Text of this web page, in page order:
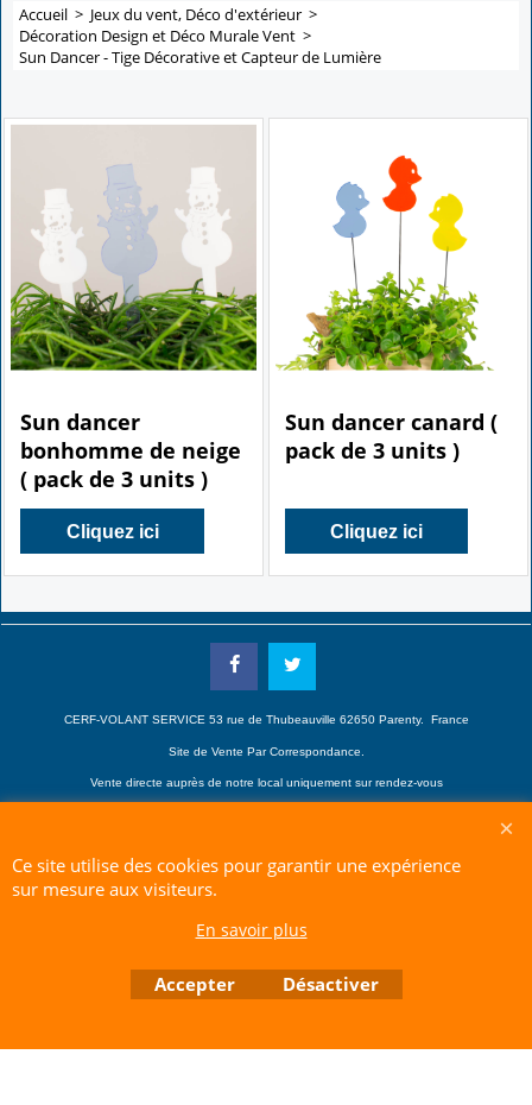
Accueil > Jeux du vent, Déco d'extérieur >
Décoration Design et Déco Murale Vent >
Sun Dancer - Tige Décorative et Capteur de Lumière
Sun dancer
bonhomme de neige
( pack de 3 units )
Cliquez ici
Sun dancer canard (
pack de 3 units )
Cliquez ici
CERF-VOLANT SERVICE 53 rue de Thubeauville 62650 Parenty. France
Site de Vente Par Correspondance.
Vente directe auprès de notre local uniquement sur rendez-vous
RCS A 401 633 383 Siret: 401 633 383 00047 TVA: FR 144 01 633 383 Code APE: 4765Z
Ce site utilise des cookies pour garantir une expérience
sur mesure aux visiteurs.
En savoir plus
Accepter Désactiver